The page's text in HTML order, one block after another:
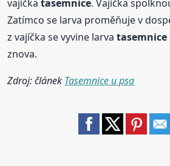
vajíčkatasemnice. Vajíčka
Zatímco se larva proměňuje v
z vajíčka se vyvine larvatasemnice
znova.
Zdroj: článek Tasemnice u psa